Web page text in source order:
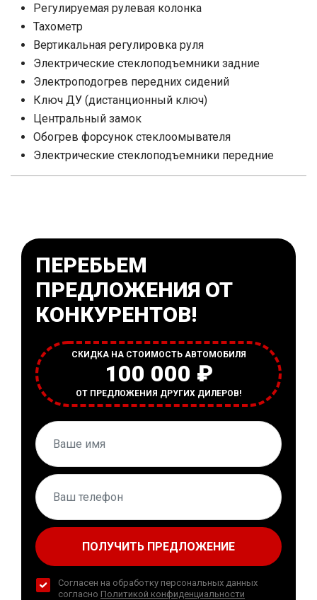
Регулируемая рулевая колонка
Тахометр
Вертикальная регулировка руля
Электрические стеклоподъемники задние
Электроподогрев передних сидений
Ключ ДУ (дистанционный ключ)
Центральный замок
Обогрев форсунок стеклоомывателя
Электрические стеклоподъемники передние
ПЕРЕБЬЕМ
ПРЕДЛОЖЕНИЯ ОТ
КОНКУРЕНТОВ!
СКИДКА НА СТОИМОСТЬ АВТОМОБИЛЯ
100 000 ₽
ОТ ПРЕДЛОЖЕНИЯ ДРУГИХ ДИЛЕРОВ!
ПОЛУЧИТЬ ПРЕДЛОЖЕНИЕ
Согласен на обработку персональных данных
согласно Политикой конфиденциальности